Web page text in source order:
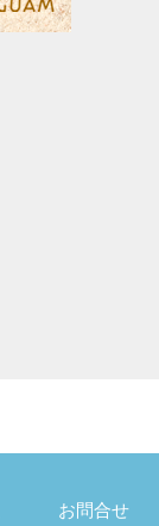
お問合せ